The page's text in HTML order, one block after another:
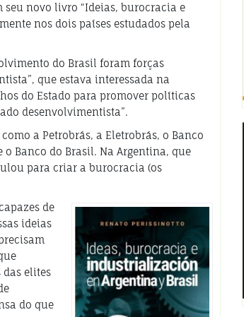
seu novo livro “Ideias, burocracia e
nos dois países estudados pela
do Brasil foram forças
que estava interessada na
do Estado para promover políticas
desenvolvimentista”.
a Petrobrás, a Eletrobrás, o Banco
o Banco do Brasil. Na Argentina, que
para criar a burocracia (os
de
ideias
das elites
do que